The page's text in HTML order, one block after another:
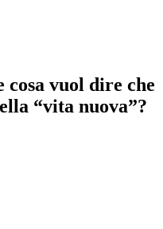
cosa vuol dire che
“vita nuova”?